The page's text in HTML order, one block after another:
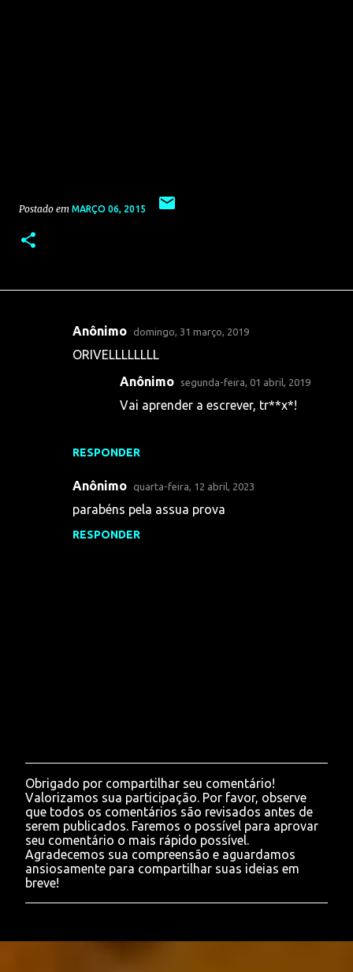
Postado em MARÇO 06, 2015
Anônimo domingo, 31 março, 2019
ORIVELLLLLLLL
RESPONDER
Anônimo segunda-feira, 01 abril, 2019
Vai aprender a escrever, tr**x*!
Anônimo quarta-feira, 12 abril, 2023
parabéns pela assua prova
RESPONDER
P
o
s
t
a
r
u
m
c
e
Obrigado por compartilhar seu comentário!
Valorizamos sua participação. Por favor, observe
que todos os comentários são revisados antes de
serem publicados. Faremos o possível para aprovar
seu comentário o mais rápido possível.
Agradecemos sua compreensão e aguardamos
ansiosamente para compartilhar suas ideias em
breve!